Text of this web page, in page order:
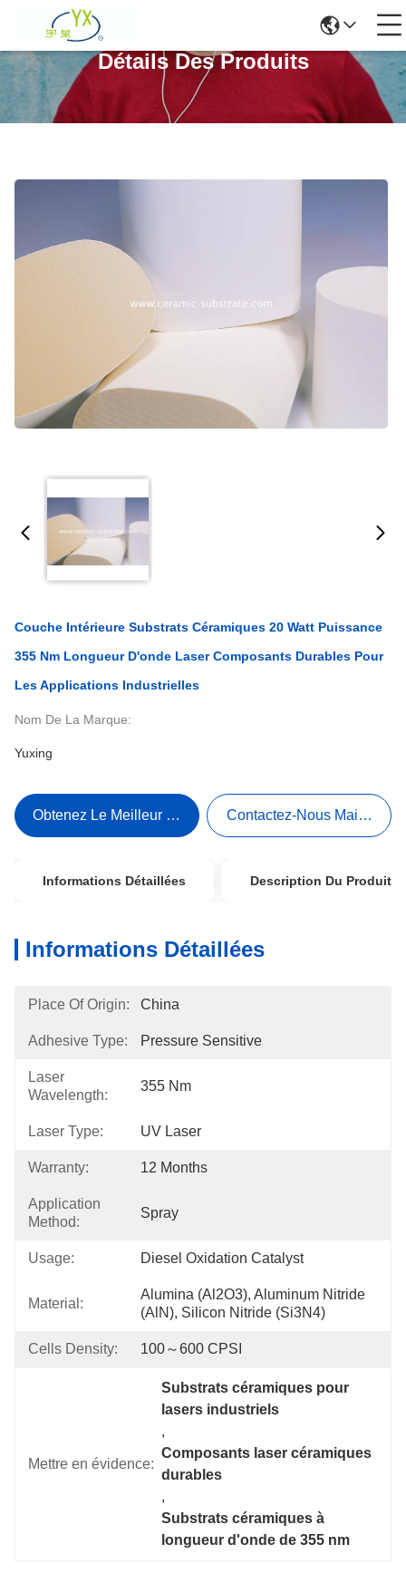
Détails Des Produits
Couche Intérieure Substrats Céramiques 20 Watt Puissance
355 Nm Longueur D'onde Laser Composants Durables Pour
Les Applications Industrielles
Nom De La Marque:
Yuxing
Obtenez Le Meilleur Prix Contactez-Nous Maintenant
Informations Détaillées Description Du Produit
Informations Détaillées
Place Of Origin: China
Adhesive Type: Pressure Sensitive
Laser
Wavelength:
355 Nm
Laser Type: UV Laser
Warranty: 12 Months
Application
Method:
Spray
Usage: Diesel Oxidation Catalyst
Material:
Alumina (Al2O3), Aluminum Nitride
(AlN), Silicon Nitride (Si3N4)
Cells Density: 100～600 CPSI
Mettre en évidence:
Substrats céramiques pour
lasers industriels
,
Composants laser céramiques
durables
,
Substrats céramiques à
longueur d'onde de 355 nm